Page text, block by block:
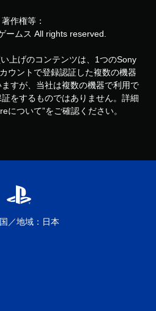
著作権等：
ームス All rights reserved.
上げのコンテンツは、1つのSony
ウントで登録認証した複数の機器
すが、当社は複数の機器で利用で
をするものではありません。詳細
について”をご確認ください。
国／地域：日本